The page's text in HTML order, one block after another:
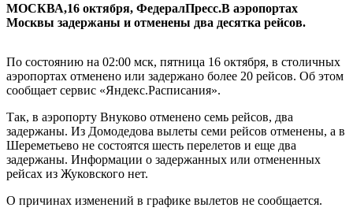
МОСКВА,16 октября, ФедералПресс.В аэропортах
Москвы задержаны и отменены два десятка рейсов.
По состоянию на 02:00 мск, пятница 16 октября, в столичных
аэропортах отменено или задержано более 20 рейсов. Об этом
сообщает сервис «Яндекс.Расписания».
Так, в аэропорту Внуково отменено семь рейсов, два
задержаны. Из Домодедова вылеты семи рейсов отменены, а в
Шереметьево не состоятся шесть перелетов и еще два
задержаны. Информации о задержанных или отмененных
рейсах из Жуковского нет.
О причинах изменений в графике вылетов не сообщается.